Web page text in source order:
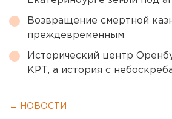
Возвращение смертной
преждевременным
Исторический центр
КРТ, а история с
← НОВОСТИ